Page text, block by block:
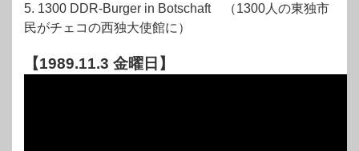
5. 1300 DDR-Burger in Botschaft （1300人の東独市
民がチェコの西独大使館に）
【1989.11.3 金曜日】